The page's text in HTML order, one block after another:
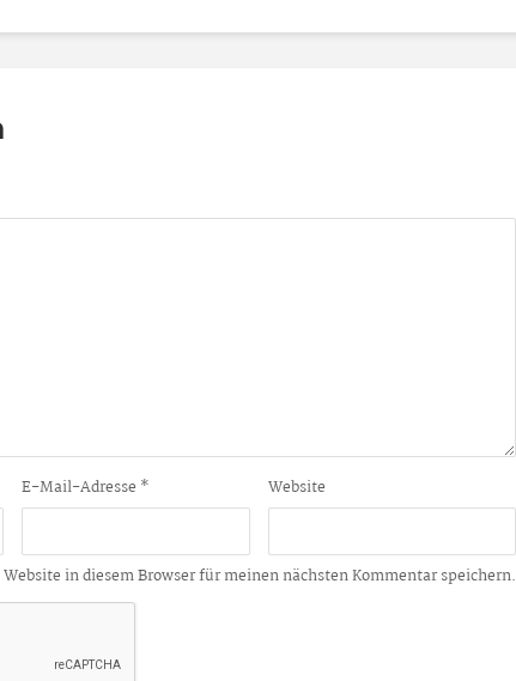
E-Mail-Adresse * Website
in diesem Browser für meinen nächsten Kommentar speichern.